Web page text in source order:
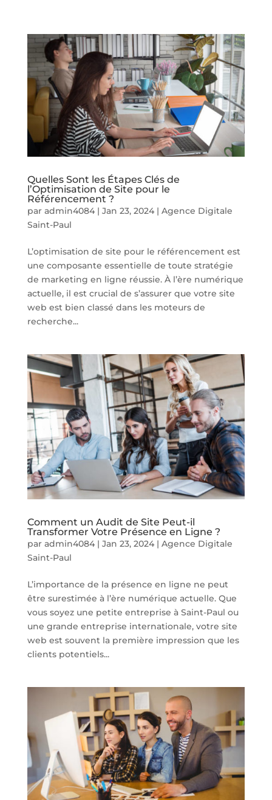
Quelles Sont les Étapes Clés de
l’Optimisation de Site pour le
Référencement ?
par admin4084| Jan 23, 2024| Agence Digitale
Saint-Paul
L’optimisation de site pour le référencement est
une composante essentielle de toute stratégie
de marketing en ligne réussie. À l’ère numérique
actuelle, il est crucial de s’assurer que votre site
web est bien classé dans les moteurs de
recherche...
Comment un Audit de Site Peut-il
Transformer Votre Présence en Ligne ?
par admin4084| Jan 23, 2024| Agence Digitale
Saint-Paul
L’importance de la présence en ligne ne peut
être surestimée à l’ère numérique actuelle. Que
vous soyez une petite entreprise à Saint-Paul ou
une grande entreprise internationale, votre site
web est souvent la première impression que les
clients potentiels...